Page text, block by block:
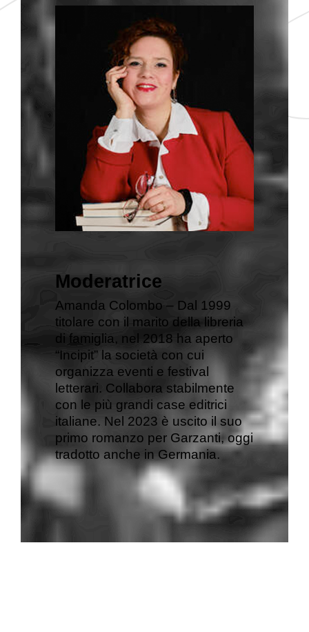
Moderatrice
Amanda Colombo – Dal 1999
titolare con il marito della libreria
di famiglia, nel 2018 ha aperto
“Incipit” la società con cui
organizza eventi e festival
letterari. Collabora stabilmente
con le più grandi case editrici
italiane. Nel 2023 è uscito il suo
primo romanzo per Garzanti, oggi
tradotto anche in Germania.